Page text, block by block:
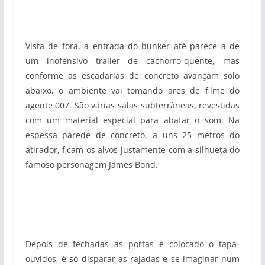
Vista de fora, a entrada do bunker até parece a de
um inofensivo trailer de cachorro-quente, mas
conforme as escadarias de concreto avançam solo
abaixo, o ambiente vai tomando ares de filme do
agente 007. São várias salas subterrâneas, revestidas
com um material especial para abafar o som. Na
espessa parede de concreto, a uns 25 metros do
atirador, ficam os alvos justamente com a silhueta do
famoso personagem James Bond.
Depois de fechadas as portas e colocado o tapa-
ouvidos, é só disparar as rajadas e se imaginar num